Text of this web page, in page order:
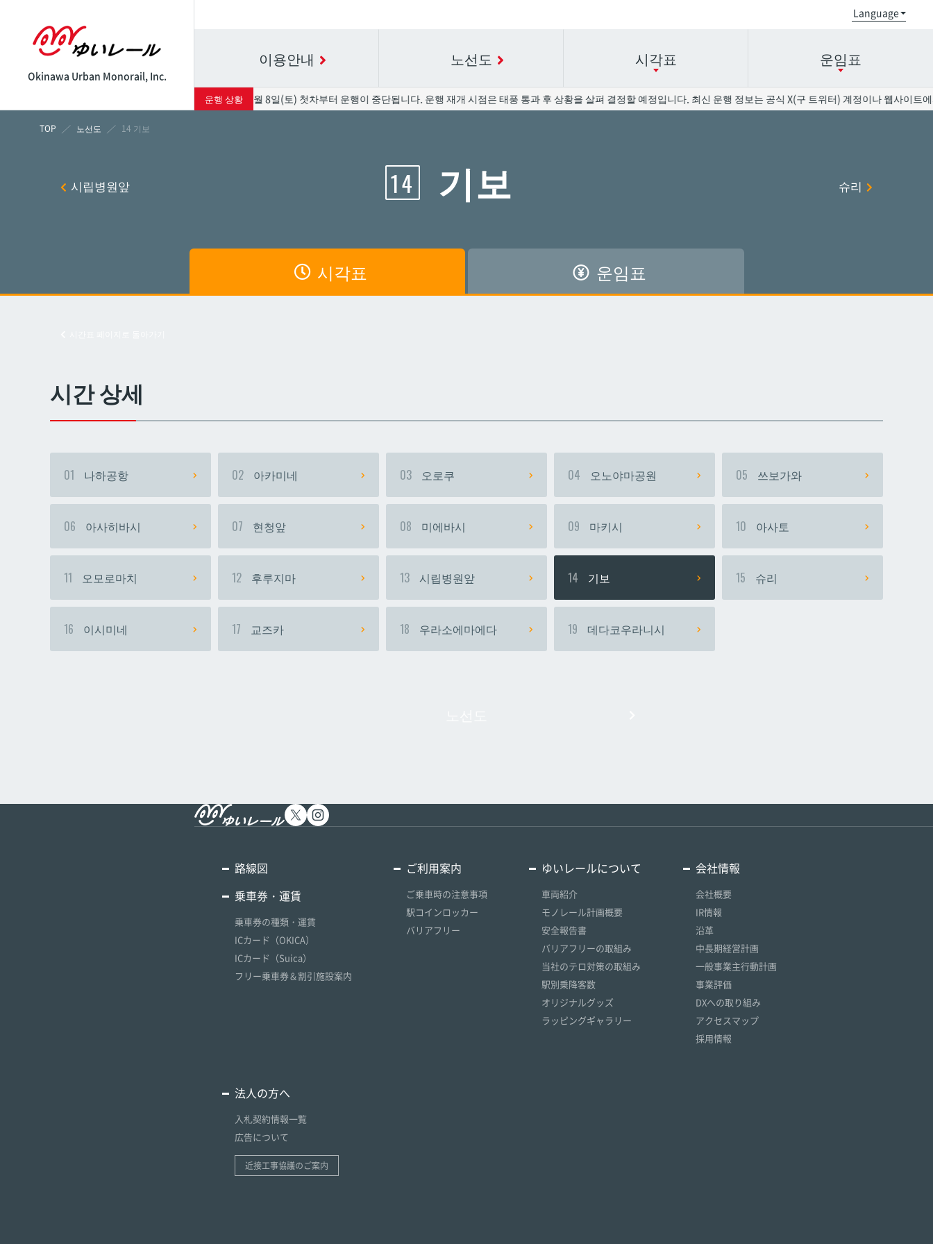
이용안내 노선도 시각표
아카미네
시립병원앞 기보 슈리 이시미네
운임표
아카미네
시립병원앞 기보 슈리 이시미네
Okinawa Urban Monorail, Inc.
운행 상황
태풍의 영향으로 8월 8일(토) 첫차부터 운행이 중단됩니다. 운행 재개 시점은 태풍 통과 후 상황을 살펴 결정할 예정입니다. 최신 운행 정보는 공식 X(구 트위터) 계정이나 웹사이트에서
노선도 14 기보
14 기보
시각표 운임표
시립병원앞 슈리
시간 상세
01 나하공항 02 아카미네 03 오로쿠 04 오노야마공원 05 쓰보가와
06 아사히바시 07 현청앞 08 미에바시 09 마키시 10 아사토
11 오모로마치 12 후루지마 13 시립병원앞 14 기보 15 슈리
16 이시미네 17 교즈카 18 우라소에마에다 19 데다코우라니시
路線図
乗車券・運賃
乗車券の種類・運賃
ICカード（OKICA）
ICカード（Suica）
フリー乗車券＆割引施設案内
ご利用案内
ご乗車時の注意事項
駅コインロッカー
バリアフリー
ゆいレールについて
車両紹介
モノレール計画概要
安全報告書
バリアフリーの取組み
当社のテロ対策の取組み
駅別乗降客数
オリジナルグッズ
ラッピングギャラリー
会社情報
会社概要
IR情報
沿革
中長期経営計画
一般事業主行動計画
事業評価
DXへの取り組み
アクセスマップ
採用情報
法人の方へ
入札契約情報一覧
広告について
近接工事協議のご案内